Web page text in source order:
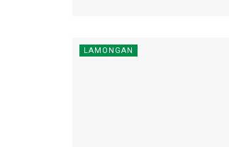
LAMONGAN